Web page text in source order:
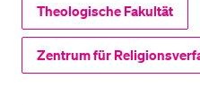
Theologische Fakultät
Zentrum für